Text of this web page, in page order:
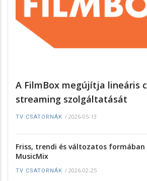
A FilmBox megújítja lineáris
streaming szolgáltatását
TV CSATORNÁK / 2026-05-13
Friss, trendi és változatos formában
MusicMix
TV CSATORNÁK / 2026-02-25